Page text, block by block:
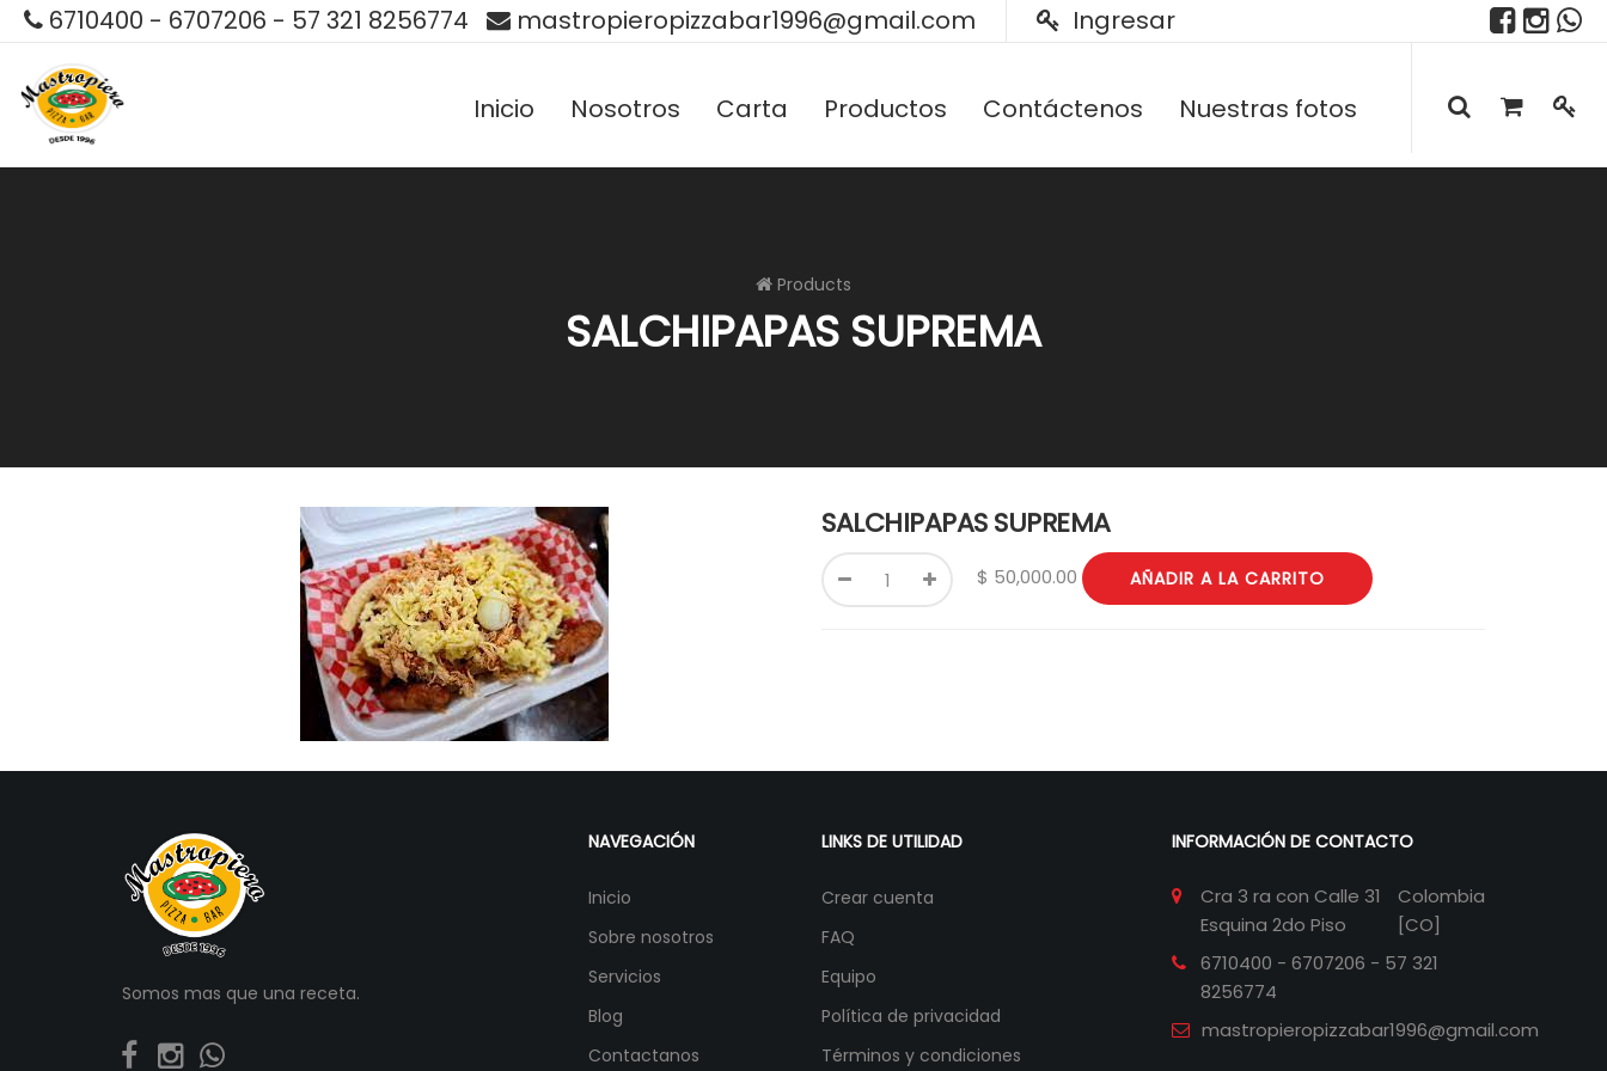
6710400 - 6707206 - 57 321 8256774 mastropieropizzabar1996@gmail.com Ingresar
Inicio Nosotros Carta Productos Contáctenos Nuestras fotos
Products
SALCHIPAPAS SUPREMA
SALCHIPAPAS SUPREMA
$ 50,000.00 AÑADIR A LA CARRITO
Somos mas que una receta.
NAVEGACIÓN
Inicio
Sobre nosotros
Servicios
Blog
Contactanos
LINKS DE UTILIDAD
Crear cuenta
FAQ
Equipo
Política de privacidad
Términos y condiciones
INFORMACIÓN DE CONTACTO
Cra 3 ra con Calle 31
Esquina 2do Piso
Colombia
[CO]
6710400 - 6707206 - 57 321
8256774
mastropieropizzabar1996@gmail.com